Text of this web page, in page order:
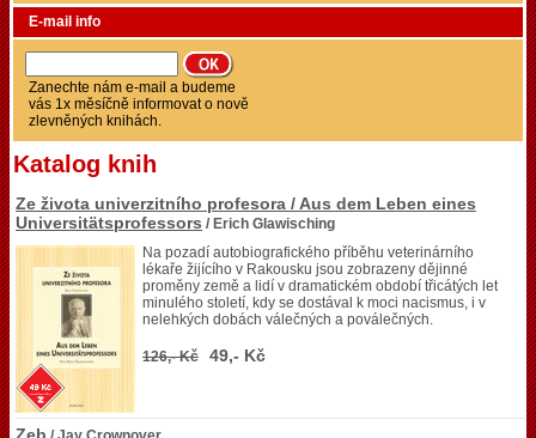
E-mail info
Zanechte nám e-mail a budeme
vás 1x měsíčně informovat o nově
zlevněných knihách.
Katalog knih
Ze života univerzitního profesora / Aus dem Leben eines
Universitätsprofessors / Erich Glawisching
Na pozadí autobiografického příběhu veterinárního
lékaře žijícího v Rakousku jsou zobrazeny dějinné
proměny země a lidí v dramatickém období třicátých let
minulého století, kdy se dostával k moci nacismus, i v
nelehkých dobách válečných a poválečných.
126,- Kč 49,- Kč